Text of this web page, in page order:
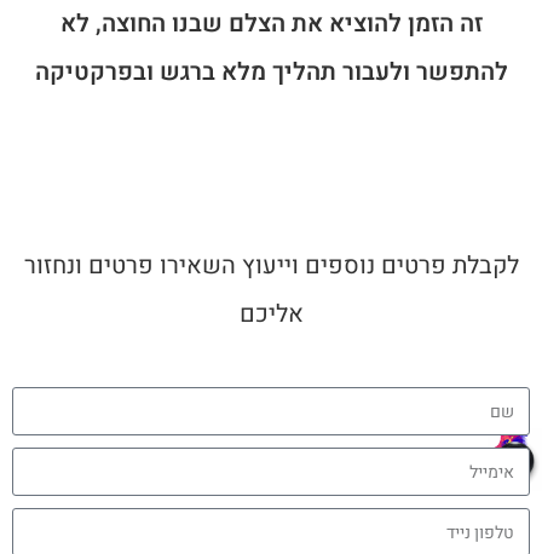
זה הזמן להוציא את הצלם שבנו החוצה, לא
להתפשר ולעבור תהליך מלא ברגש ובפרקטיקה
לקבלת פרטים נוספים וייעוץ השאירו פרטים ונחזור
אליכם